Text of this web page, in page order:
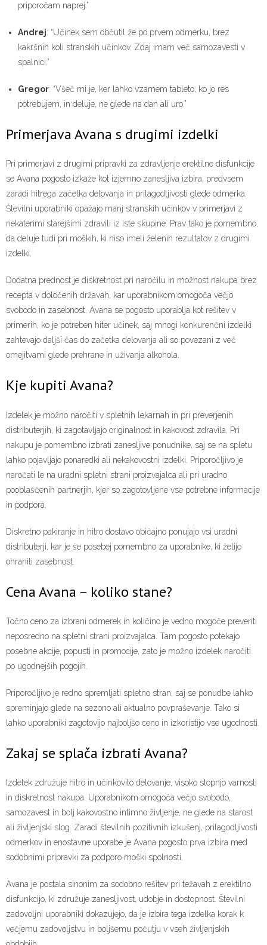
priporočam naprej.”
Andrej: “Učinek sem občutil že po prvem odmerku, brez
kakršnih koli stranskih učinkov. Zdaj imam več samozavesti v
spalnici.”
Gregor: “Všeč mi je, ker lahko vzamem tableto, ko jo res
potrebujem, in deluje, ne glede na dan ali uro.”
Primerjava Avana s drugimi izdelki
Pri primerjavi z drugimi pripravki za zdravljenje erektilne disfunkcije
se Avana pogosto izkaže kot izjemno zanesljiva izbira, predvsem
zaradi hitrega začetka delovanja in prilagodljivosti glede odmerka.
Številni uporabniki opažajo manj stranskih učinkov v primerjavi z
nekaterimi starejšimi zdravili iz iste skupine. Prav tako je pomembno,
da deluje tudi pri moških, ki niso imeli želenih rezultatov z drugimi
izdelki.
Dodatna prednost je diskretnost pri naročilu in možnost nakupa brez
recepta v določenih državah, kar uporabnikom omogoča večjo
svobodo in zasebnost. Avana se pogosto uporablja kot rešitev v
primerih, ko je potreben hiter učinek, saj mnogi konkurenčni izdelki
zahtevajo daljši čas do začetka delovanja ali so povezani z več
omejitvami glede prehrane in uživanja alkohola.
Kje kupiti Avana?
Izdelek je možno naročiti v spletnih lekarnah in pri preverjenih
distributerjih, ki zagotavljajo originalnost in kakovost zdravila. Pri
nakupu je pomembno izbrati zanesljive ponudnike, saj se na spletu
lahko pojavljajo ponaredki ali nekakovostni izdelki. Priporočljivo je
naročati le na uradni spletni strani proizvajalca ali pri uradno
pooblaščenih partnerjih, kjer so zagotovljene vse potrebne informacije
in podpora.
Diskretno pakiranje in hitro dostavo običajno ponujajo vsi uradni
distributerji, kar je še posebej pomembno za uporabnike, ki želijo
ohraniti zasebnost.
Cena Avana – koliko stane?
Točno ceno za izbrani odmerek in količino je vedno mogoče preveriti
neposredno na spletni strani proizvajalca. Tam pogosto potekajo
posebne akcije, popusti in promocije, zato je možno izdelek naročiti
po ugodnejših pogojih.
Priporočljivo je redno spremljati spletno stran, saj se ponudbe lahko
spreminjajo glede na sezono ali aktualno povpraševanje. Tako si
lahko uporabniki zagotovijo najboljšo ceno in izkoristijo vse ugodnosti.
Zakaj se splača izbrati Avana?
Izdelek združuje hitro in učinkovito delovanje, visoko stopnjo varnosti
in diskretnost nakupa. Uporabnikom omogoča večjo svobodo,
samozavest in bolj kakovostno intimno življenje, ne glede na starost
ali življenjski slog. Zaradi številnih pozitivnih izkušenj, prilagodljivosti
odmerkov in enostavne uporabe je Avana pogosto prva izbira med
sodobnimi pripravki za podporo moški spolnosti.
Avana je postala sinonim za sodobno rešitev pri težavah z erektilno
disfunkcijo, ki združuje zanesljivost, udobje in dostopnost. Številni
zadovoljni uporabniki dokazujejo, da je izbira tega izdelka korak k
večjemu zadovoljstvu in boljšemu počutju v vseh življenjskih